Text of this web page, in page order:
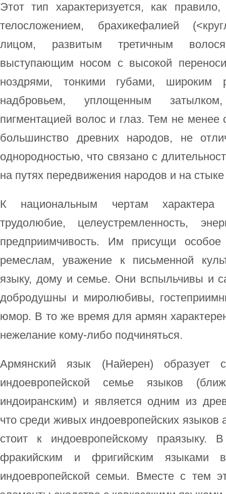
Этот тип характеризуется, как
телосложением, брахикефалией
лицом, развитым третичным
выступающим носом с высокой
ноздрями, тонкими губами, широким
надбровьем, уплощенным
пигментацией волос и глаз. Тем не
большинство древних народов, не
однородностью, что связано с
на путях передвижения народов и на
К национальным чертам
трудолюбие, целеустремленность,
предприимчивость. Им присущи
ремеслам, уважение к письменной
языку, дому и семье. Они вспыльчивы и
добродушны и миролюбивы,
юмор. В то же время для армян
нежелание кому-либо подчиняться.
Армянский язык (Найерен) образует
индоевропейской семье языков
индоиранским) и является одним из
что среди живых индоевропейских языков
стоит к индоевропейскому праязыку.
фракийским и фригийским языками
индоевропейской семьи. Вместе с тем